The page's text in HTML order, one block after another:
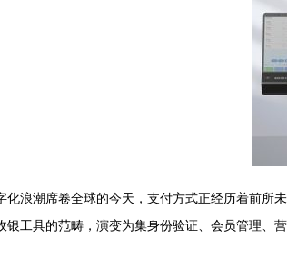
化浪潮席卷全球的今天，支付方式正经历着前所
银工具的范畴，演变为集身份验证、会员管理、